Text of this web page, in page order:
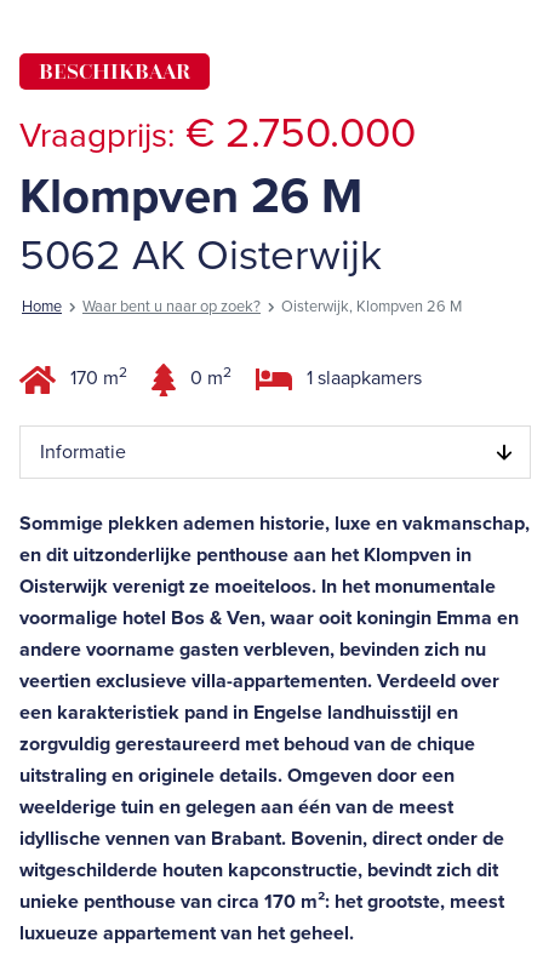
BESCHIKBAAR
Vraagprijs: € 2.750.000
Klompven 26 M
5062 AK Oisterwijk
Home Waar bent u naar op zoek? Oisterwijk, Klompven 26 M
170 m2 0 m2 1 slaapkamers
Informatie
Sommige plekken ademen historie, luxe en vakmanschap,
en dit uitzonderlijke penthouse aan het Klompven in
Oisterwijk verenigt ze moeiteloos. In het monumentale
voormalige hotel Bos & Ven, waar ooit koningin Emma en
andere voorname gasten verbleven, bevinden zich nu
veertien exclusieve villa-appartementen. Verdeeld over
een karakteristiek pand in Engelse landhuisstijl en
zorgvuldig gerestaureerd met behoud van de chique
uitstraling en originele details. Omgeven door een
weelderige tuin en gelegen aan één van de meest
idyllische vennen van Brabant. Bovenin, direct onder de
witgeschilderde houten kapconstructie, bevindt zich dit
unieke penthouse van circa 170 m²: het grootste, meest
luxueuze appartement van het geheel.